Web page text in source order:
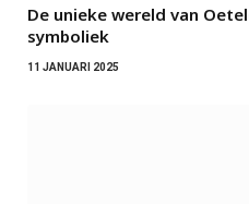
De unieke wereld van
symboliek
11 JANUARI 2025